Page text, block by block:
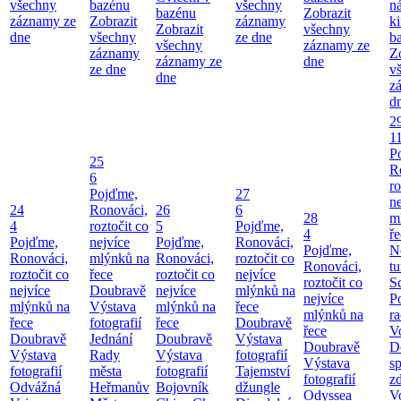
všechny
záznamy ze
dne
bazénu
Zobrazit
všechny
záznamy
ze dne
bazénu
Zobrazit
všechny
záznamy ze
dne
všechny
záznamy
ze dne
Zobrazit
všechny
záznamy ze
dne
24
4
Pojďme,
Ronováci,
roztočit co
nejvíce
mlýnků na
řece
Doubravě
Výstava
fotografií
Odvážná
25
6
Pojďme,
Ronováci,
roztočit co
nejvíce
mlýnků na
řece
Doubravě
Výstava
fotografií
Jednání
Rady
města
Heřmanův
26
5
Pojďme,
Ronováci,
roztočit co
nejvíce
mlýnků na
řece
Doubravě
Výstava
fotografií
Bojovník
27
6
Pojďme,
Ronováci,
roztočit co
nejvíce
mlýnků na
řece
Doubravě
Výstava
fotografií
Tajemství
džungle
28
4
Pojďme,
Ronováci,
roztočit co
nejvíce
mlýnků na
řece
Doubravě
Výstava
fotografií
Odyssea